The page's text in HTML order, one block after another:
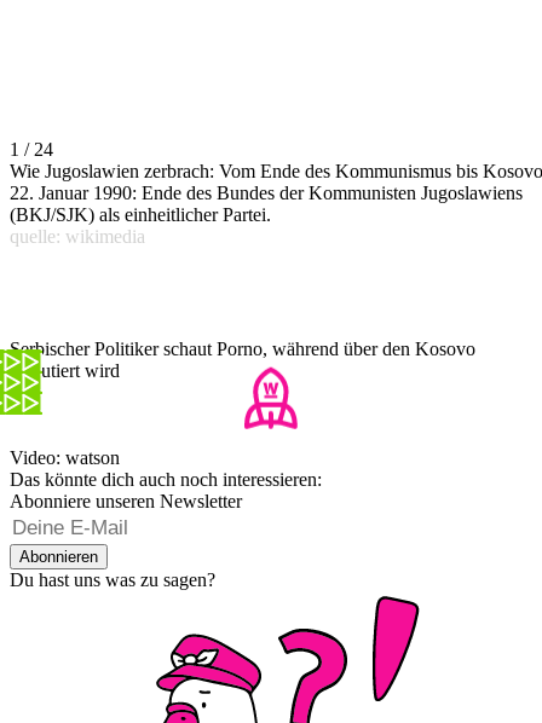
1 / 24
Wie Jugoslawien zerbrach: Vom Ende des Kommunismus bis Kosovo
22. Januar 1990: Ende des Bundes der Kommunisten Jugoslawiens
(BKJ/SJK) als einheitlicher Partei.
quelle: wikimedia
Serbischer Politiker schaut Porno, während über den Kosovo
diskutiert wird
Video: watson
Das könnte dich auch noch interessieren:
Abonniere unseren Newsletter
Abonnieren
Du hast uns was zu sagen?